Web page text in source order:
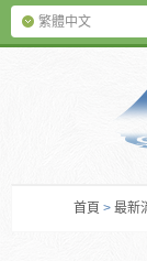
繁體中文
首頁 > 最新